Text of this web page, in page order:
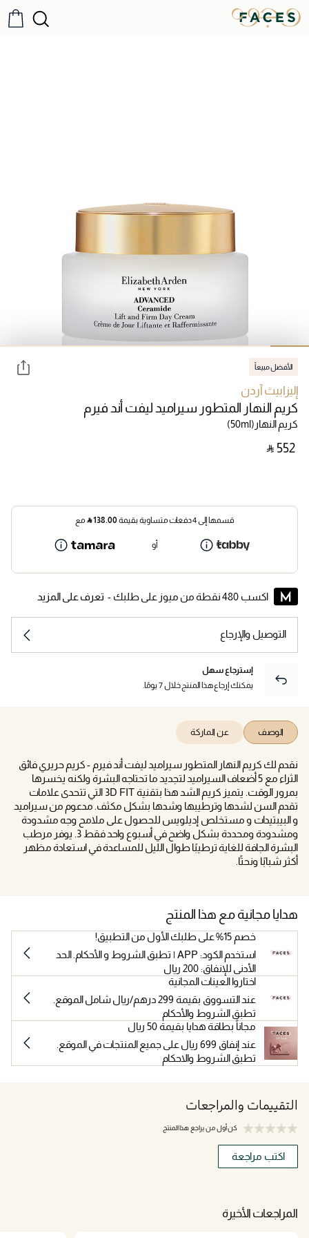
الأفضل مبيعاً
إليزابيث آردن
كريم النهار المتطور سيراميد ليفت أند فيرم
كريم النهار (50ml)
‎ ⃁ ⁦552⁩ ‎
قسمها إلى 4 دفعات متساوية بقيمة 138.00
⃁ مع
أو
اكسب 480 نقطة من ميوز على طلبك - تعرف على المزيد
التوصيل والإرجاع
إسترجاع سهل
يمكنك إرجاع هذا المنتج خلال 7 يومًا.
الوصف عن الماركة
نقدم لك كريم النهار المتطور سيراميد ليفت أند فيرم - كريم حريري فائق
الثراء مع 5 أضعاف السيراميد لتجديد ما تحتاجه البشرة ولكنه يخسرها
بمرور الوقت. يتميز كريم الشد هذا بتقنية 3D FIT التي تتحدى علامات
تقدم السن لشدها وترطيبها وشدها بشكل مكثف. مدعوم من سيراميد
و البيبتيدات و مستخلص إديلويس للحصول على ملامح وجه مشدودة
ومشدودة ومحددة بشكل واضح في أسبوع واحد فقط 3. يوفر مرطب
البشرة الجافة للغاية ترطيبًا طوال الليل للمساعدة في استعادة مظهر
أكثر شبابًا ونحتًا.
هدايا مجانية مع هذا المنتج
خصم 15% على طلبك الأول من التطبيق!
استخدم الكود: APP | تطبق الشروط و الأحكام. الحد
الأدنى للإنفاق: 200 ريال
اختاروا العينات المجانية
عند التسووق بقيمة 299 درهم/ريال شامل الموقع.
تطبق الشروط والأحكام
مجاناً بطاقة هدايا بقيمة 50 ريال
عند إنفاق 699 ريال على جميع المنتجات في الموقع.
تطبق الشروط والاحكام
التقييمات والمراجعات
كن أول من يراجع هذا المنتج
اكتب مراجعة
المراجعات الأخيرة